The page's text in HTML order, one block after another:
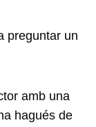
preguntar un
amb una
hagués de